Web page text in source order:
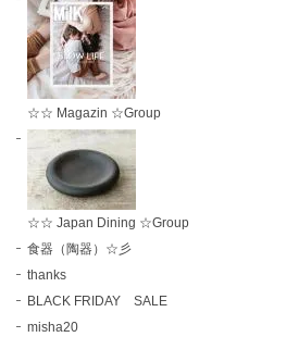
☆☆ Magazin ☆Group
☆☆ Japan Dining ☆Group
食器（陶器）☆彡
thanks
BLACK FRIDAY SALE
misha20